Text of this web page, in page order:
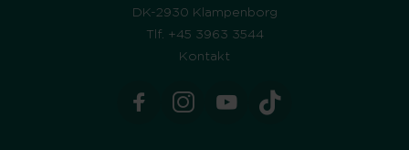
DK-2930 Klampenborg
Tlf. +45 3963 3544
Kontakt